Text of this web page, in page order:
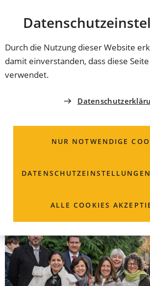
Durch die Nutzung dieser Website
damit einverstanden, dass diese
verwendet.
NUR NOTWENDIGE
ALLE COOKIES
INHALT ANSPRINGEN
Coburg
ERINNERUNGSKULTUR
Zehn neue Stolpersteine erinnern an
haben. Nachfahren der Familie